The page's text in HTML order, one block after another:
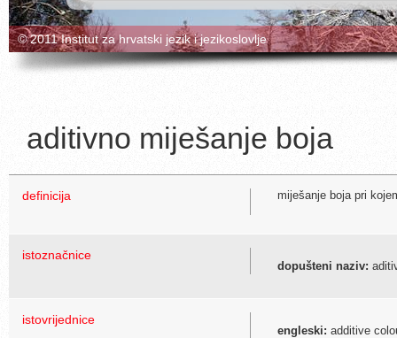
© 2011 Institut za hrvatski jezik i jezikoslovlje
aditivno miješanje boja
definicija miješanje boja pri
istoznačnice
dopušteni naziv:
istovrijednice
engleski: additive